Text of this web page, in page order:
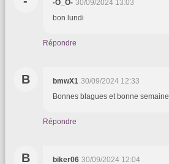
-O_O- 30/09/2024 13:03
bon lundi
Répondre
B bmwX1 30/09/2024 12:33
Bonnes blagues et bonne semaine
Répondre
B biker06 30/09/2024 12:04